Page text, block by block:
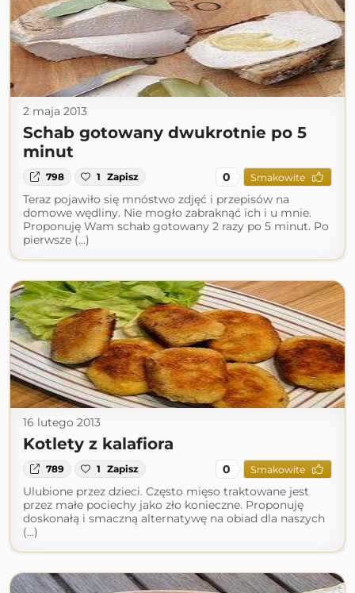
2 maja 2013
Schab gotowany dwukrotnie po 5
minut
798 1 Zapisz 0 Smakowite
Teraz pojawiło się mnóstwo zdjęć i przepisów na
domowe wędliny. Nie mogło zabraknąć ich i u mnie.
Proponuję Wam schab gotowany 2 razy po 5 minut. Po
pierwsze (...)
16 lutego 2013
Kotlety z kalafiora
789 1 Zapisz 0 Smakowite
Ulubione przez dzieci. Często mięso traktowane jest
przez małe pociechy jako zło konieczne. Proponuję
doskonałą i smaczną alternatywę na obiad dla naszych
(...)